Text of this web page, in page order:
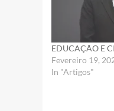
EDUCAÇÃO E
Fevereiro 19,
In "Artigos"